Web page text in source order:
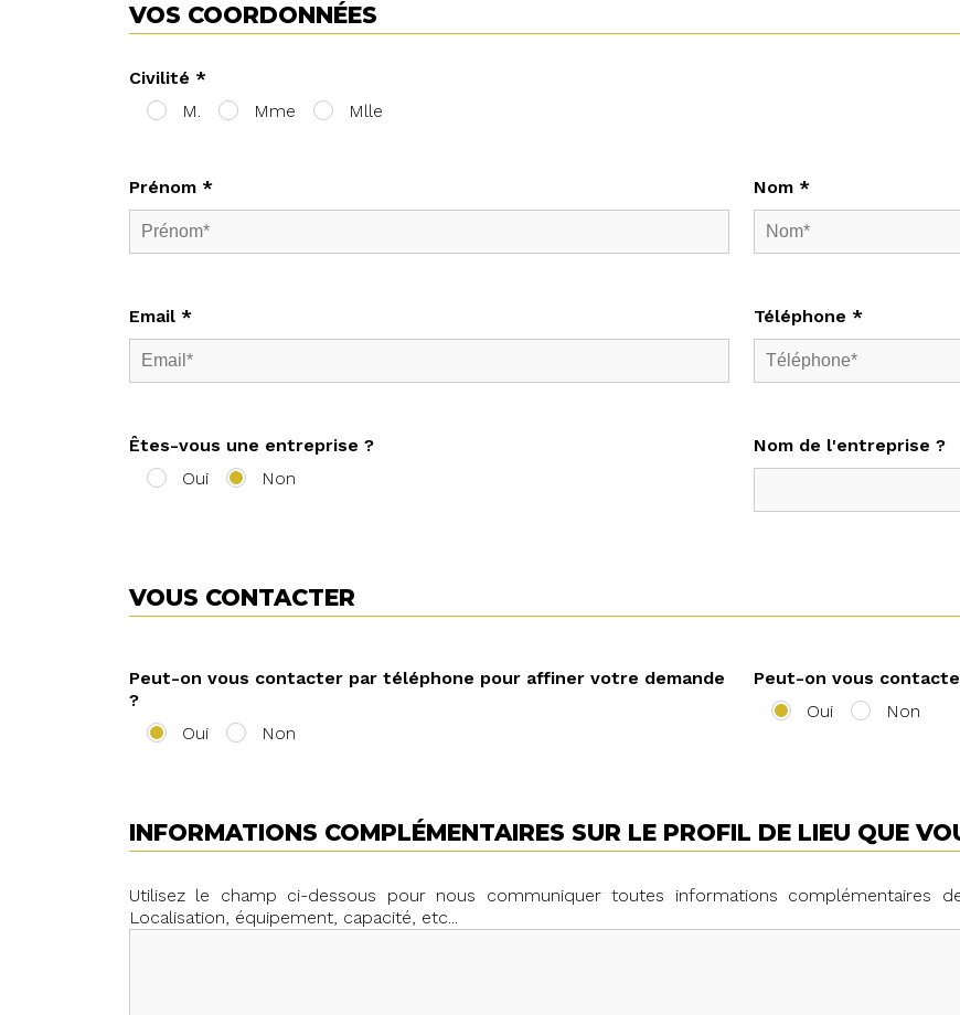
VOS COORDONNÉES
Civilité *
M.
Mme Mlle
Prénom * Nom *
Email * Téléphone *
Êtes-vous une entreprise ?
Oui
Non
Nom de l'entreprise ?
VOUS CONTACTER
Peut-on vous contacter par téléphone pour affiner votre demande
?
Oui
Non
Peut-on vous
Oui
Non
INFORMATIONS COMPLÉMENTAIRES SUR LE PROFIL DE LIEU QUE
Utilisez le champ ci-dessous pour nous communiquer toutes informations complémentaires
Localisation, équipement, capacité, etc...